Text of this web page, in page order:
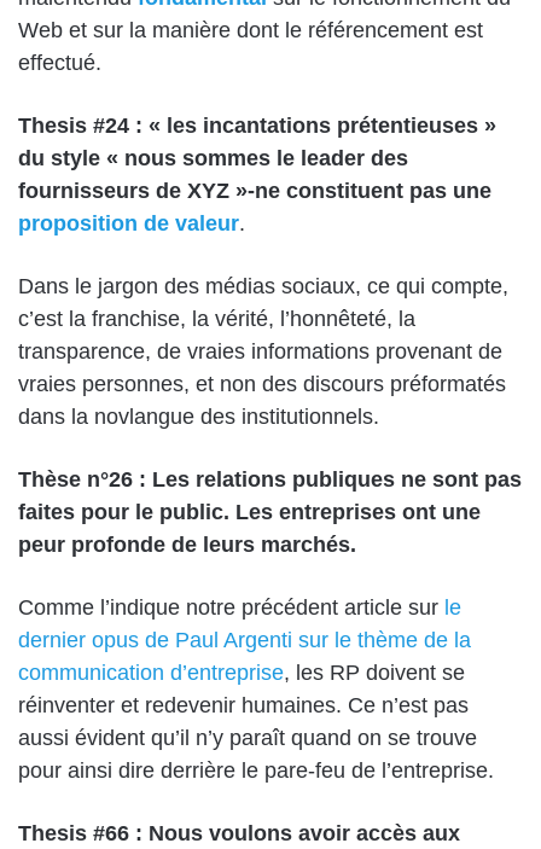
Web et sur la manière dont le référencement est
effectué.
Thesis #24 : « les incantations prétentieuses »
du style « nous sommes le leader des
fournisseurs de XYZ »-ne constituent pas une
proposition de valeur.
Dans le jargon des médias sociaux, ce qui compte,
c’est la franchise, la vérité, l’honnêteté, la
transparence, de vraies informations provenant de
vraies personnes, et non des discours préformatés
dans la novlangue des institutionnels.
Thèse n°26 : Les relations publiques ne sont pas
faites pour le public. Les entreprises ont une
peur profonde de leurs marchés.
Comme l’indique notre précédent article sur le
dernier opus de Paul Argenti sur le thème de la
communication d’entreprise, les RP doivent se
réinventer et redevenir humaines. Ce n’est pas
aussi évident qu’il n’y paraît quand on se trouve
pour ainsi dire derrière le pare-feu de l’entreprise.
Thesis #66 : Nous voulons avoir accès aux